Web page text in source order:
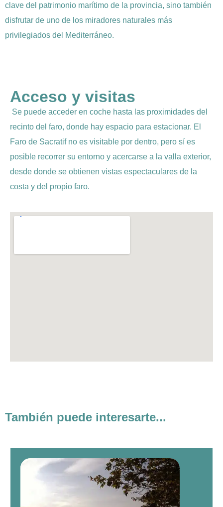
clave del patrimonio marítimo de la provincia, sino también
disfrutar de uno de los miradores naturales más
privilegiados del Mediterráneo.
Acceso y visitas
Se puede acceder en coche hasta las proximidades del
recinto del faro, donde hay espacio para estacionar. El
Faro de Sacratif no es visitable por dentro, pero sí es
posible recorrer su entorno y acercarse a la valla exterior,
desde donde se obtienen vistas espectaculares de la
costa y del propio faro.
También puede interesarte...